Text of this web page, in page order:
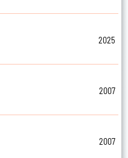
2025
2007
2007